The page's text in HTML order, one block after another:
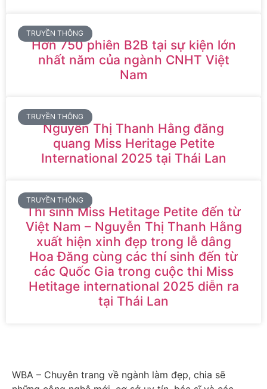
TRUYỀN THÔNG
Hơn 750 phiên B2B tại sự kiện lớn
nhất năm của ngành CNHT Việt
Nam
TRUYỀN THÔNG
Nguyễn Thị Thanh Hằng đăng
quang Miss Heritage Petite
International 2025 tại Thái Lan
TRUYỀN THÔNG
Thí sinh Miss Hetitage Petite đến từ
Việt Nam – Nguyễn Thị Thanh Hằng
xuất hiện xinh đẹp trong lễ dâng
Hoa Đăng cùng các thí sinh đến từ
các Quốc Gia trong cuộc thi Miss
Hetitage international 2025 diễn ra
tại Thái Lan
WBA – Chuyên trang về ngành làm đẹp, chia sẽ